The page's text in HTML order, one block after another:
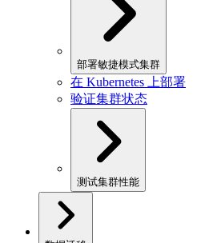
部署敏捷模式集群
在 Kubernetes 上部署
验证集群状态
测试集群性能